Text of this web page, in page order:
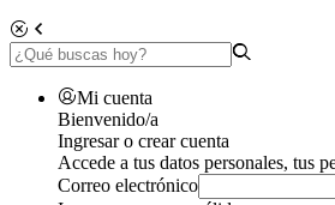
Mi cuenta
Bienvenido/a
Ingresar o crear cuenta
Accede a tus datos personales, tus
Correo electrónico